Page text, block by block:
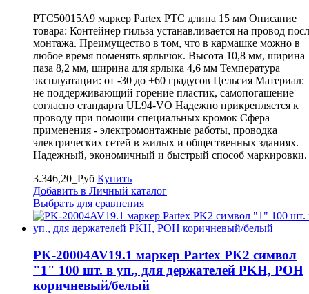
PTC50015A9 маркер Partex PTC длина 15 мм Описание
товара: Контейнер гильза устанавливается на провод
монтажа. Преимущество в том, что в кармашке можно в
любое время поменять ярлычок. Высота 10,8 мм, ширина
паза 8,2 мм, ширина для ярлыка 4,6 мм Температура
эксплуатации: от -30 до +60 градусов Цельсия Материал:
не поддерживающий горение пластик, самопогашение
согласно стандарта UL94-VO Надежно прикрепляется к
проводу при помощи специальных кромок Сфера
применения - электромонтажные работы, проводка
электрических сетей в жилых и общественных зданиях.
Надежный, экономичный и быстрый способ маркировки.
3.346,20_Руб Купить
Добавить в Личный каталог
Выбрать для сравнения
PK-20004AV19.1 маркер Partex PK2 символ
"1" 100 шт. в уп., для держателей PKH, POH
коричневый/белый